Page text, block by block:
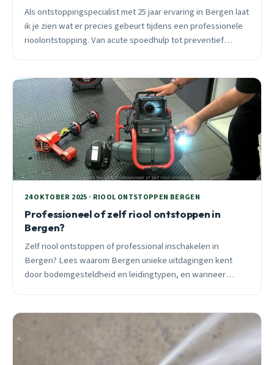
Als ontstoppingspecialist met 25 jaar ervaring in Bergen laat
ik je zien wat er precies gebeurt tijdens een professionele
rioolontstopping. Van acute spoedhulp tot preventief
24 OKTOBER 2025 · RIOOL ONTSTOPPEN BERGEN
Professioneel of zelf riool ontstoppen in
Bergen?
Zelf riool ontstoppen of professional inschakelen in
Bergen? Lees waarom Bergen unieke uitdagingen kent
door bodemgesteldheid en leidingtypen, en wanneer